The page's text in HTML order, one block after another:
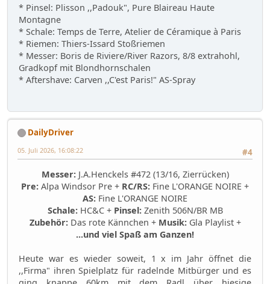
* Pinsel: Plisson ,,Padouk", Pure Blaireau Haute
Montagne
* Schale: Temps de Terre, Atelier de Céramique à Paris
* Riemen: Thiers-Issard Stoßriemen
* Messer: Boris de Riviere/River Razors, 8/8 extrahohl,
Gradkopf mit Blondhornschalen
* Aftershave: Carven ,,C'est Paris!" AS-Spray
DailyDriver
#4
05. Juli 2026, 16:08:22
Messer:J.A.Henckels #472 (13/16, Zierrücken)
Pre: Alpa Windsor Pre + RC/RS: Fine L'ORANGE NOIRE +
AS: Fine L'ORANGE NOIRE
Schale:HC&C + Pinsel:Zenith 506N/BR MB
Zubehör:Das rote Kännchen + Musik:Gla Playlist +
...und viel Spaß am Ganzen!
Heute war es wieder soweit, 1 x im Jahr öffnet die
,,Firma" ihren Spielplatz für radelnde Mitbürger und es